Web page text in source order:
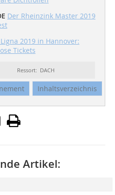
Der Rheinzink Master 2019
Ligna 2019 in Hannover:
Tickets
Ressort: DACH
Inhaltsverzeichnis
Artikel: